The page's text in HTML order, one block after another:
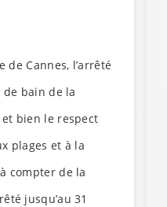
de Cannes, l’arrêté
bain de la
bien le respect
plages et à la
compter de la
jusqu’au 31